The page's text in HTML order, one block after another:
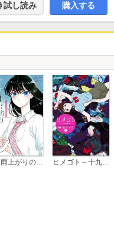
試し読み 購入する
恋は雨上がりのように ヒメゴト～十九歳の制服～